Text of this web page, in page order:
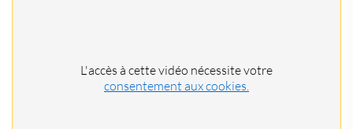
L'accès à cette vidéo nécessite votre
consentement aux cookies.